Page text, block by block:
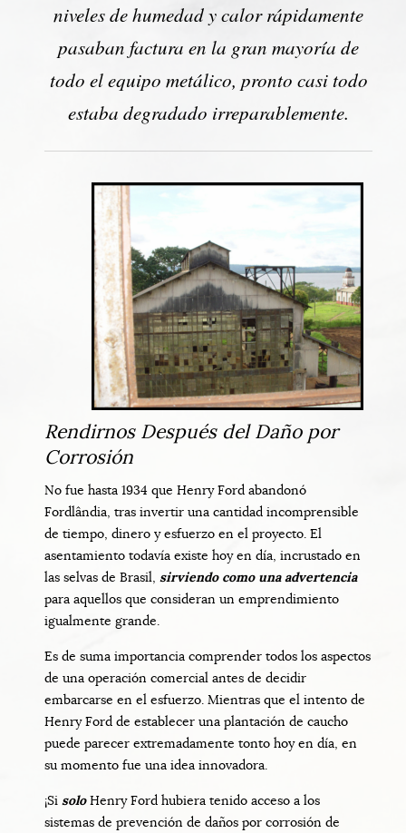
niveles dehumedad y calorrápidamente
pasaban factura en la gran mayoría de
todo el equipo metálico, pronto casi todo
estaba degradado irreparablemente.
Rendirnos Después del Daño por
Corrosión
No fue hasta 1934 que Henry Ford abandonó
Fordlândia, tras invertir una cantidad incomprensible
de tiempo, dinero y esfuerzo en el proyecto. El
asentamiento todavía existe hoy en día, incrustado en
las selvas de Brasil, sirviendo como una advertencia
para aquellos que consideran un emprendimiento
igualmente grande.
Es de suma importancia comprender todos los aspectos
de una operación comercial antes de decidir
embarcarse en el esfuerzo. Mientras que el intento de
Henry Ford de establecer una plantación de caucho
puede parecer extremadamente tonto hoy en día, en
su momento fue una idea innovadora.
¡Si soloHenry Ford hubiera tenido acceso a los
sistemas de prevención de daños por corrosión de